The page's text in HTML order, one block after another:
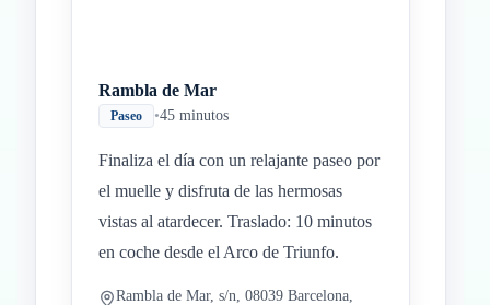
Rambla de Mar
Paseo •45 minutos
Finaliza el día con un relajante paseo por
el muelle y disfruta de las hermosas
vistas al atardecer. Traslado: 10 minutos
en coche desde el Arco de Triunfo.
Rambla de Mar, s/n, 08039 Barcelona,